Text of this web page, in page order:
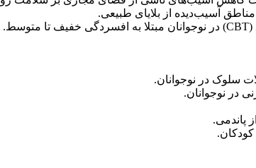
آسیب‌دیده از بلایای طبیعی.
سلوک در نوجوانان.
در نوجوانان.
پاندمی.